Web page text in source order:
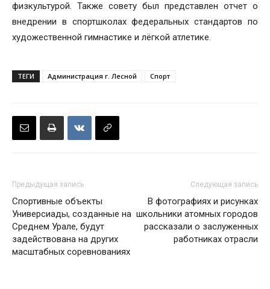
физкультурой. Также совету был представлен отчет о
внедрении в спортшколах федеральных стандартов по
художественной гимнастике и лёгкой атлетике.
ТЕГИ Администрация г. Лесной Спорт
Предыдущая запись
Спортивные объекты
Универсиады, созданные на
Среднем Урале, будут
задействована на других
масштабных соревнованиях
Следующая запись
В фотографиях и рисунках
школьники атомных городов
рассказали о заслуженных
работниках отрасли